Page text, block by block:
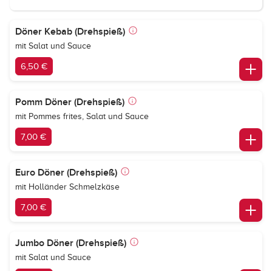
Döner Kebab (Drehspieß)
mit Salat und Sauce
6,50 €
Pomm Döner (Drehspieß)
mit Pommes frites, Salat und Sauce
7,00 €
Euro Döner (Drehspieß)
mit Holländer Schmelzkäse
7,00 €
Jumbo Döner (Drehspieß)
mit Salat und Sauce